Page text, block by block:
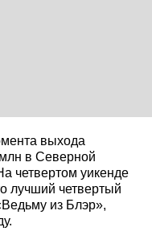
выхода
в Северной
четвертом уикенде
лучший четвертый
из Блэр»,